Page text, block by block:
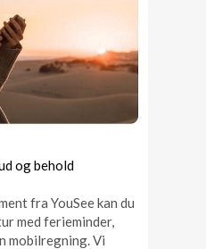
og behold
fra YouSee kan du
med ferieminder,
mobilregning. Vi